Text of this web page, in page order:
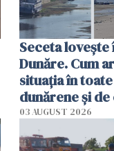
Seceta
Dunăre. Cum
situația în
dunărene și de
România
efectele, deși a
în iulie
03 AUGUST 2026